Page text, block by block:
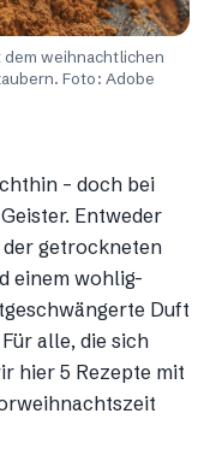
weihnachtlichen
Foto: Adobe
– doch bei
Entweder
der getrockneten
einem wohlig-
Duft
alle, die sich
hier 5 Rezepte mit